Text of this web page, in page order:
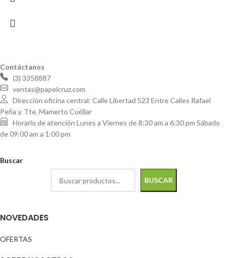
Contáctanos
(3) 3358887
ventas@papelcruz.com
Dirección oficina central: Calle Libertad 523 Entre Calles Rafael
Peña y, Tte. Mamerto Cuéllar
Horario de atención Lunes a Viernes de 8:30 am a 6:30 pm Sábado
de 09:00 am a 1:00 pm
Buscar
BUSCAR
NOVEDADES
OFERTAS